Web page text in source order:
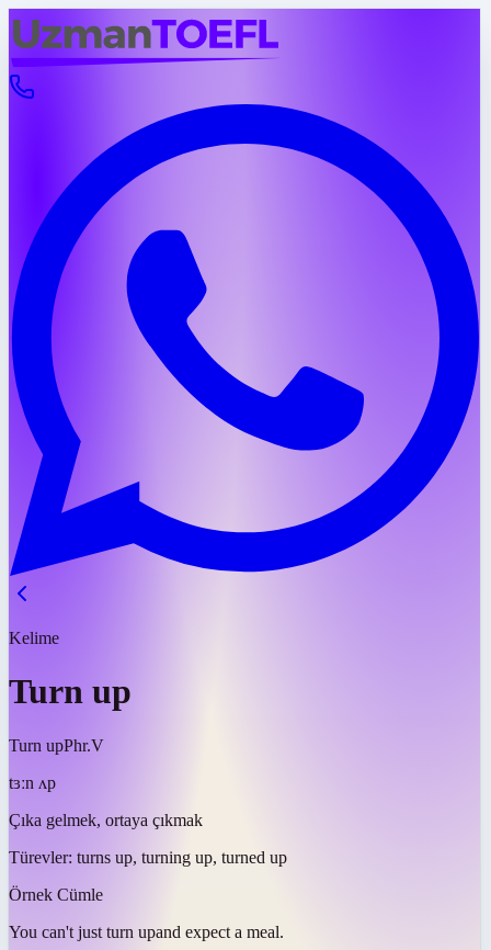
Kelime
Turn up
Turn upPhr.V
tɜːn ʌp
Çıka gelmek, ortaya çıkmak
Türevler: turns up, turning up, turned up
Örnek Cümle
You can't just turn upand expect a meal.